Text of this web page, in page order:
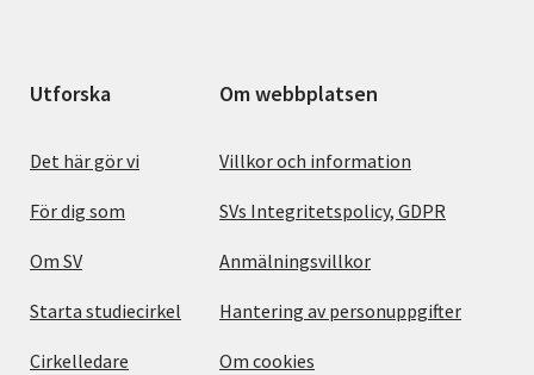
Utforska
Det här gör vi
För dig som
Om SV
Starta studiecirkel
Cirkelledare
Om webbplatsen
Villkor och information
SVs Integritetspolicy, GDPR
Anmälningsvillkor
Hantering av personuppgifter
Om cookies